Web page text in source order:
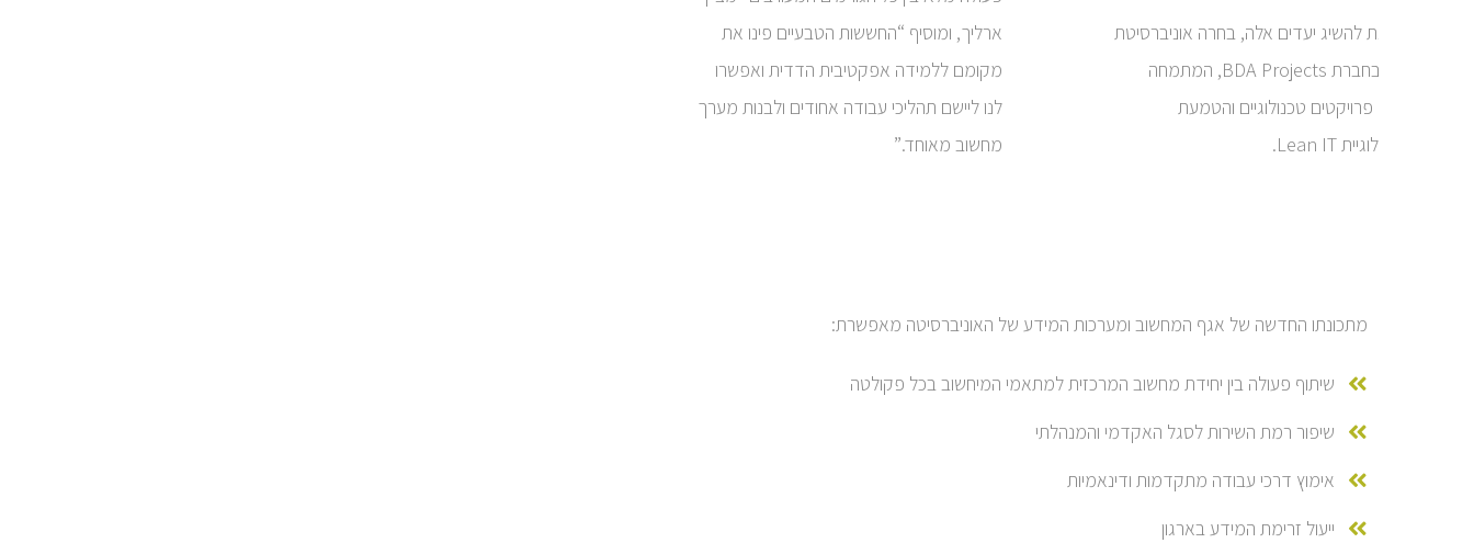
על מנת להשיג יעדים אלה, בחרה אוניברסיטת
חיפה בחברת BDA Projects, המתמחה
בניהול פרויקטים טכנולוגיים והטמעת
מתודולוגיית Lean IT.
ארליך, ומוסיף “החששות הטבעיים פינו את
מקומם ללמידה אפקטיבית הדדית ואפשרו
לנו ליישם תהליכי עבודה אחודים ולבנות מערך
מחשוב מאוחד.”
מתכונתו החדשה של אגף המחשוב ומערכות המידע של האוניברסיטה מאפשרת:
שיתוף פעולה בין יחידת מחשוב המרכזית למתאמי המיחשוב בכל פקולטה
שיפור רמת השירות לסגל האקדמי והמנהלתי
אימוץ דרכי עבודה מתקדמות ודינאמיות
ייעול זרימת המידע בארגון